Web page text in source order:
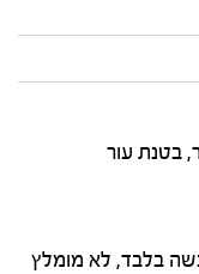
בטנת עור
בלבד, לא מומלץ